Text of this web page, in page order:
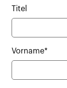
Titel
Vorname*